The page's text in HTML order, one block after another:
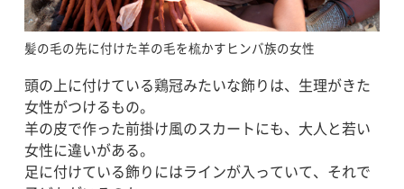
髪の毛の先に付けた羊の毛を梳かすヒンバ族の女性
頭の上に付けている鶏冠みたいな飾りは、生理がきた
女性がつけるもの。
羊の皮で作った前掛け風のスカートにも、大人と若い
女性に違いがある。
足に付けている飾りにはラインが入っていて、それで